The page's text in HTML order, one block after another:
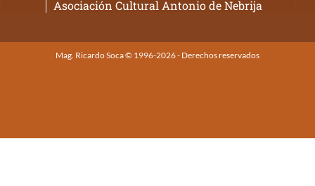
Asociación Cultural Antonio de Nebrija
Mag. Ricardo Soca © 1996-2026 - Derechos reservados